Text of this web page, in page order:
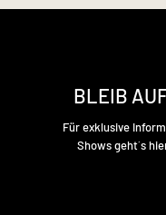
BLEIB
Für exklusive
Shows geht´s